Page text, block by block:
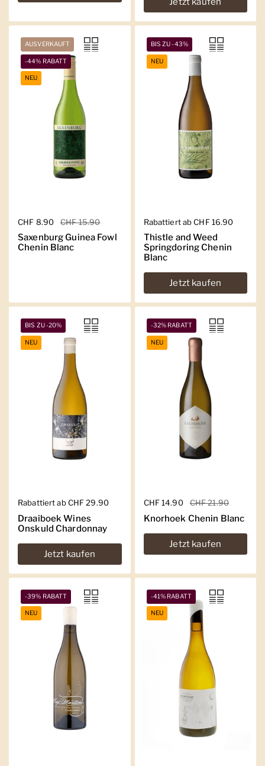
Regulärer Preis
CHF 8.90 Sale-Preis
CHF 15.90
Saxenburg Guinea Fowl
Chenin Blanc
AUSVERKAUFT
-44% RABATT
NEU
Regulärer Preis
Rabattiert ab CHF 16.90
Thistle and Weed
Springdoring Chenin
Blanc
Jetzt kaufen
BIS ZU -43%
NEU
Regulärer Preis
Rabattiert ab CHF 29.90
Draaiboek Wines
Onskuld Chardonnay
Jetzt kaufen
BIS ZU -20%
NEU
Regulärer Preis
CHF 14.90 Sale-Preis
CHF 21.90
Knorhoek Chenin Blanc
Jetzt kaufen
-32% RABATT
NEU
-39% RABATT
NEU
-41% RABATT
NEU